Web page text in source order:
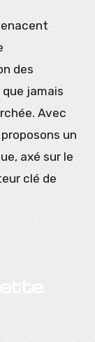
des
jamais
Avec
un
axé sur le
clé de